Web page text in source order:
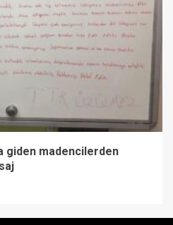
giden madencilerden